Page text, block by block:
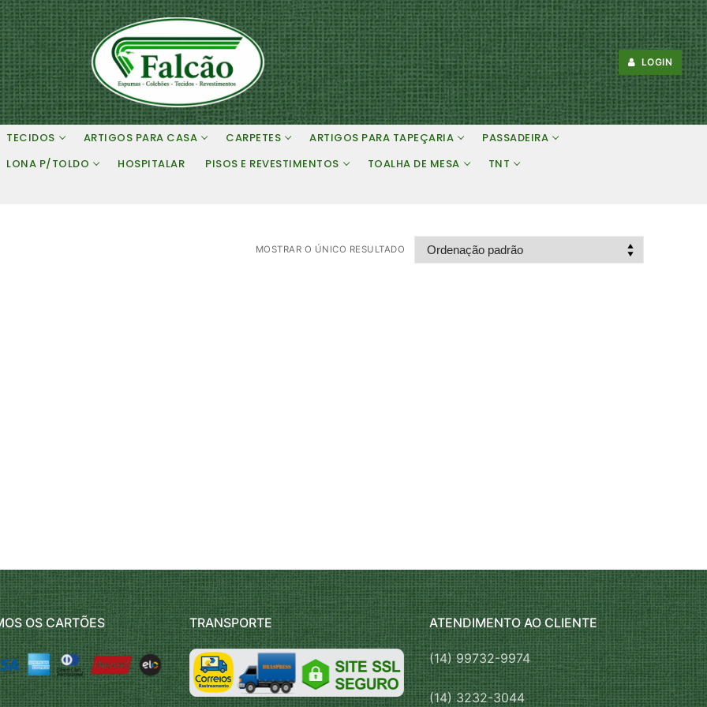
LOGIN
TECIDOS ARTIGOS PARA CASA CARPETES ARTIGOS PARA TAPEÇARIA
PASSADEIRA
LONA P/TOLDO
HOSPITALAR PISOS E REVESTIMENTOS TOALHA DE MESA TNT
MOSTRAR O ÚNICO RESULTADO
OS CARTÕES TRANSPORTE ATENDIMENTO AO CLIENTE
(14) 99732-9974
(14) 3232-3044